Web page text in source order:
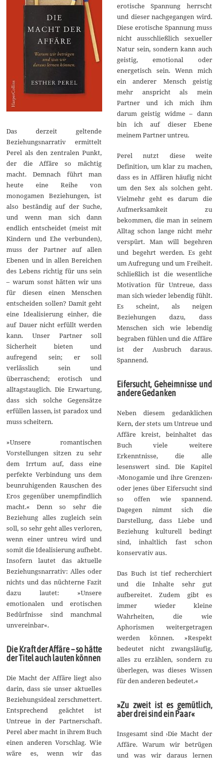
Das derzeit geltende
Beziehungsnarrativ ermittelt
Perel als den zentralen Punkt,
der die Affäre so mächtig
macht. Demnach führt man
heute eine Reihe von
monogamen Beziehungen, ist
also beständig auf der Suche,
und wenn man sich dann
endlich entscheidet (meist mit
Kindern und Ehe verbunden),
muss der Partner auf allen
Ebenen und in allen Bereichen
des Lebens richtig für uns sein
– warum sonst hätten wir uns
für diesen einen Menschen
entscheiden sollen? Damit geht
eine Idealisierung einher, die
auf Dauer nicht erfüllt werden
kann. Unser Partner soll
Sicherheit bieten und
aufregend sein; er soll
verlässlich sein und
überraschend; erotisch und
alltagstauglich. Die Erwartung,
dass sich solche Gegensätze
erfüllen lassen, ist paradox und
muss scheitern.
»Unsere romantischen
Vorstellungen sitzen zu sehr
dem Irrtum auf, dass eine
perfekte Verbindung uns dem
beunruhigenden Rauschen des
Eros gegenüber unempfindlich
macht.« Denn so sehr die
Beziehung alles zugleich sein
soll, so sehr geht alles verloren,
wenn einer untreu wird und
somit die Idealisierung aufhebt.
Insofern lautet das aktuelle
Beziehungsnarrativ: Alles oder
nichts und das nüchterne Fazit
dazu lautet: »Unsere
emotionalen und erotischen
Bedürfnisse sind manchmal
unvereinbar«.
Die Kraft der Affäre – so hätte
der Titel auch lauten können
Die Macht der Affäre liegt also
darin, dass sie unser aktuelles
Beziehungsideal zerschmettert.
Entsprechend geächtet ist
Untreue in der Partnerschaft.
Perel aber macht in ihrem Buch
einen anderen Vorschlag. Wie
wäre es, wenn wir das
erotische Spannung herrscht
und dieser nachgegangen wird.
Diese erotische Spannung muss
nicht ausschließlich sexueller
Natur sein, sondern kann auch
geistig, emotional oder
energetisch sein. Wenn mich
ein anderer Mensch geistig
mehr anspricht als mein
Partner und ich mich ihm
darum geistig widme – dann
bin ich auf dieser Ebene
meinem Partner untreu.
Perel nutzt diese weite
Definition, um klar zu machen,
dass es in Affären häufig nicht
um den Sex als solchen geht.
Vielmehr geht es darum die
Aufmerksamkeit zu
bekommen, die man in seinem
Alltag schon lange nicht mehr
verspürt. Man will begehren
und begehrt werden. Es geht
um Aufregung und um Freiheit.
Schließlich ist die wesentliche
Motivation für Untreue, dass
man sich wieder lebendig fühlt.
Es scheint, als neigen
Beziehungen dazu, dass
Menschen sich wie lebendig
begraben fühlen und die Affäre
ist der Ausbruch daraus.
Spannend.
Eifersucht, Geheimnisse und
andere Gedanken
Neben diesem gedanklichen
Kern, der stets um Untreue und
Affäre kreist, beinhaltet das
Buch viele weitere
Erkenntnisse, die alle
lesenswert sind. Die Kapitel
›Monogamie und ihre Grenzen‹
oder jenes über Eifersucht sind
so offen wie spannend.
Dagegen nimmt sich die
Darstellung, dass Liebe und
Beziehung kulturell bedingt
sind, inhaltlich fast schon
konservativ aus.
Das Buch ist tief recherchiert
und die Inhalte sehr gut
aufbereitet. Zudem gibt es
immer wieder kleine
Wahrheiten, die wie
Aphorismen weitergetragen
werden können. »Respekt
bedeutet nicht zwangsläufig,
alles zu erzählen, sondern zu
überlegen, was dieses Wissen
für den anderen bedeutet.«
»Zu zweit ist es gemütlich,
aber drei sind ein Paar«
Insgesamt sind ›Die Macht der
Affäre. Warum wir betrügen
und was wir daraus lernen